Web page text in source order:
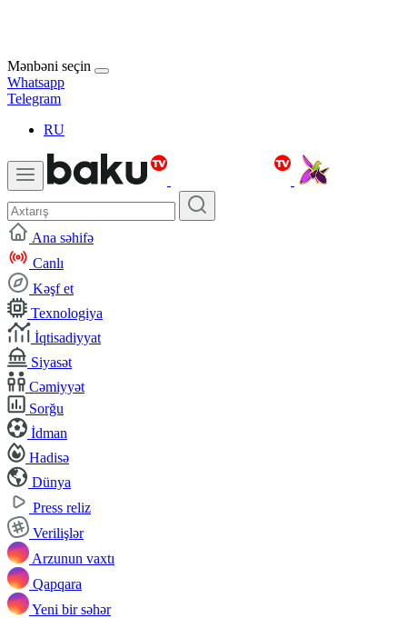
Mənbəni seçin
Whatsapp
Telegram
RU
Ana səhifə
Canlı
Kəşf et
Texnologiya
İqtisadiyyat
Siyasət
Cəmiyyət
Sorğu
İdman
Hadisə
Dünya
Press reliz
Verilişlər
Arzunun vaxtı
Qapqara
Yeni bir səhər